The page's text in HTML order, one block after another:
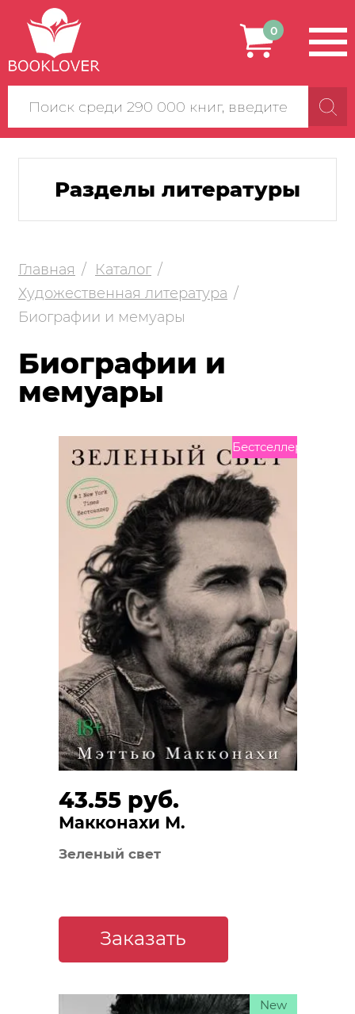
Поиск
по
сайту
0
Разделы литературы
Главная
Каталог
Художественная литература
Биографии и мемуары
Биографии и
мемуары
43.55 руб.
Макконахи М.
Зеленый свет
Бестселлер
Заказать
New